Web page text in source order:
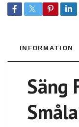
INFORMATION
Säng